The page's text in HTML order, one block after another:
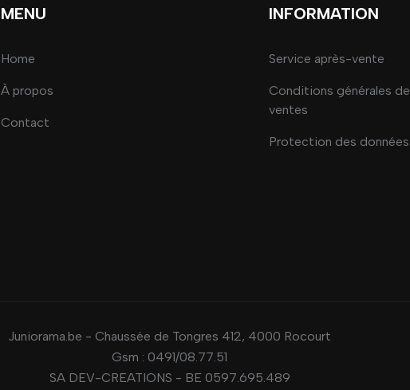
MENU
Home
À propos
Contact
INFORMATION
Service après-vente
Conditions générales de
ventes
Protection des données
Juniorama.be - Chaussée de Tongres 412, 4000 Rocourt
Gsm : 0491/08.77.51
SA DEV-CREATIONS - BE 0597.695.489